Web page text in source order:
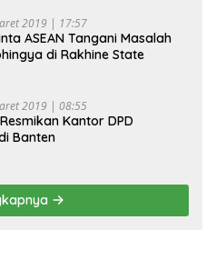
2019 | 17:57
ASEAN Tangani Masalah
di Rakhine State
2019 | 08:55
Kantor DPD
Banten